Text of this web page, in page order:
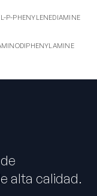
P-PHENYLENEDIAMINE
alta calidad.